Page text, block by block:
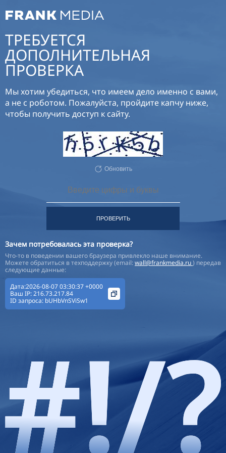
ТРЕБУЕТСЯ
ДОПОЛНИТЕЛЬНАЯ
ПРОВЕРКА
Мы хотим убедиться, что имеем дело именно с вами,
а не с роботом. Пожалуйста, пройдите капчу ниже,
чтобы получить доступ к сайту.
Обновить
ПРОВЕРИТЬ
Зачем потребовалась эта проверка?
Что-то в поведении вашего браузера привлекло наше внимание.
Можете обратиться в техподдержку (email:wall@frankmedia.ru) передав
следующие данные:
Дата:2026-08-07 03:30:37 +0000
Ваш IP:216.73.217.84
ID запроса: bUHbVnSViSw1